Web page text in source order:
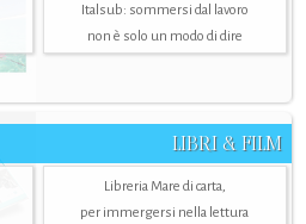
Italsub: sommersi dal lavoro
non è solo un modo di dire
LIBRI & FILM
Libreria Mare di carta,
per immergersi nella lettura